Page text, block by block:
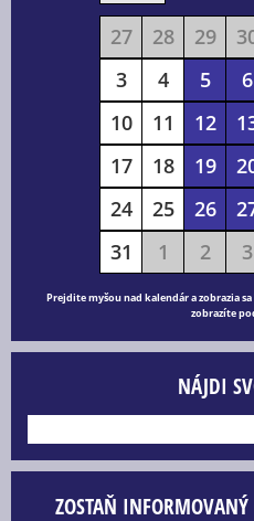
27 28 29
3
4 5 6
10
11 12
17
18 19
24
25 26
31
1 2 3
Prejdite myšou nad kalendár a zobrazia
zobrazíte
NÁJDI
ZOSTAŇ